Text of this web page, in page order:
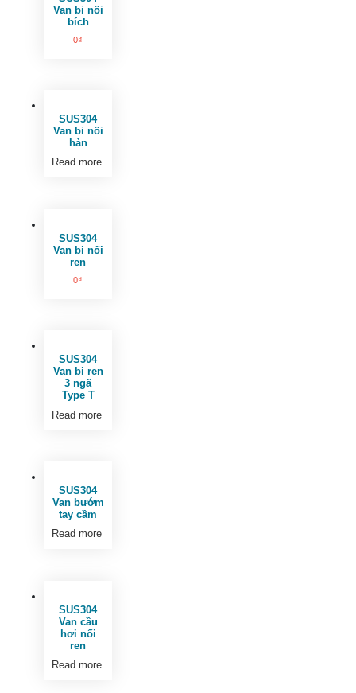
Van bi nối
bích
0₫
SUS304
Van bi nối
hàn
Read more
SUS304
Van bi nối
ren
0₫
SUS304
Van bi ren
3 ngã
Type T
Read more
SUS304
Van bướm
tay cầm
Read more
SUS304
Van cầu
hơi nối
ren
Read more